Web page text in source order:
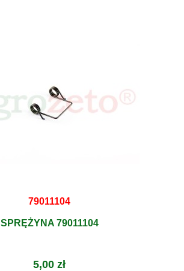
79011104
SPRĘŻYNA 79011104
5,00 zł